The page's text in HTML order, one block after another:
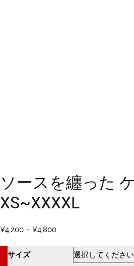
ソースを纏った
XS~XXXXL
¥4,200 – ¥4,800価
¥4,200
サイズ